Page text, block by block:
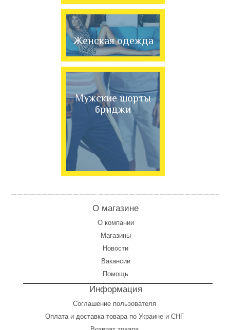
Женская одежда
Мужские шорты
бриджи
О магазине
О компании
Магазины
Новости
Вакансии
Помощь
Информация
Соглашение пользователя
Оплатаи доставка товара по Украине и СНГ